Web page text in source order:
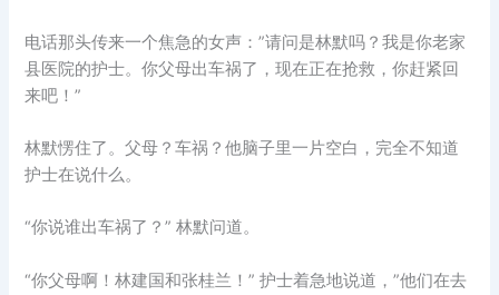
电话那头传来一个焦急的女声：”请问是林默吗？我是你老家
县医院的护士。你父母出车祸了，现在正在抢救，你赶紧回
来吧！”
林默愣住了。父母？车祸？他脑子里一片空白，完全不知道
护士在说什么。
“你说谁出车祸了？” 林默问道。
“你父母啊！林建国和张桂兰！” 护士着急地说道，”他们在去